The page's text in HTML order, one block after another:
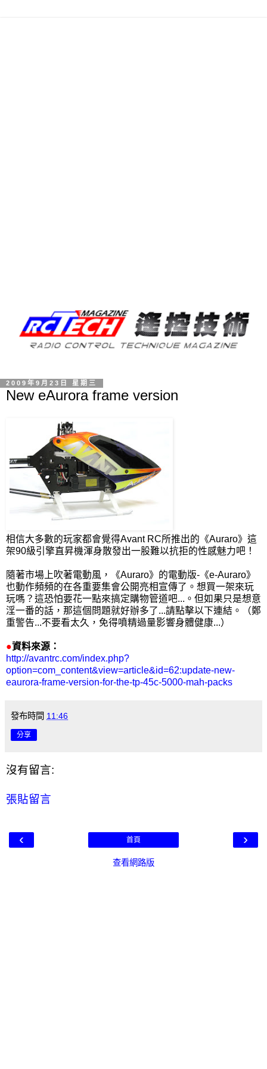
2009年9月23日 星期三
New eAurora frame version
相信大多數的玩家都會覺得Avant RC所推出的《Auraro》這
架90級引擎直昇機渾身散發出一股難以抗拒的性感魅力吧！
隨著市場上吹著電動風，《Auraro》的電動版-《e-Auraro》
也動作頻頻的在各重要集會公開亮相宣傳了。想買一架來玩
玩嗎？這恐怕要花一點來搞定購物管道吧...。但如果只是想意
淫一番的話，那這個問題就好辦多了...請點擊以下連結。（鄭
重警告...不要看太久，免得噴精過量影響身體健康...）
●資料來源：
http://avantrc.com/index.php?
option=com_content&view=article&id=62:update-new-
eaurora-frame-version-for-the-tp-45c-5000-mah-packs
發布時間 11:46
分享
沒有留言:
張貼留言
‹ ›
首頁
查看網路版